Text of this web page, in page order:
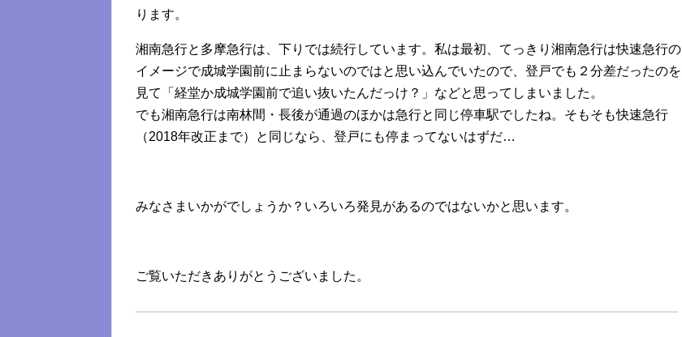
ります。
湘南急行と多摩急行は、下りでは続行しています。私は最初、てっきり湘南急行は快速急行の
イメージで成城学園前に止まらないのではと思い込んでいたので、登戸でも２分差だったのを
見て「経堂か成城学園前で追い抜いたんだっけ？」などと思ってしまいました。
でも湘南急行は南林間・長後が通過のほかは急行と同じ停車駅でしたね。そもそも快速急行
（2018年改正まで）と同じなら、登戸にも停まってないはずだ…
みなさまいかがでしょうか？いろいろ発見があるのではないかと思います。
ご覧いただきありがとうございました。